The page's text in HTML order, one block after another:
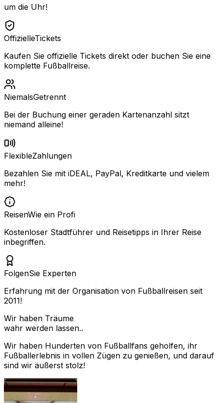
um die Uhr!
OffizielleTickets
Kaufen Sie offizielle Tickets direkt oder buchen Sie eine
komplette Fußballreise.
NiemalsGetrennt
Bei der Buchung einer geraden Kartenanzahl sitzt
niemand alleine!
FlexibleZahlungen
Bezahlen Sie mit iDEAL, PayPal, Kreditkarte und vielem
mehr!
ReisenWie ein Profi
Kostenloser Stadtführer und Reisetipps in Ihrer Reise
inbegriffen.
FolgenSie Experten
Erfahrung mit der Organisation von Fußballreisen seit
2011!
Wir haben Träume
wahr werden lassen..
Wir haben Hunderten von Fußballfans geholfen, ihr
Fußballerlebnis in vollen Zügen zu genießen, und darauf
sind wir äußerst stolz!